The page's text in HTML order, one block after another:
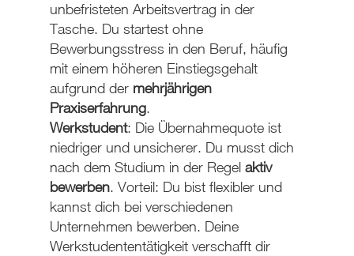
unbefristeten Arbeitsvertrag in der
Tasche. Du startest ohne
Bewerbungsstress in den Beruf, häufig
mit einem höheren Einstiegsgehalt
aufgrund der mehrjährigen
Praxiserfahrung.
Werkstudent: Die Übernahmequote ist
niedriger und unsicherer. Du musst dich
nach dem Studium in der Regel aktiv
bewerben. Vorteil: Du bist flexiblerund
kannst dich bei verschiedenen
Unternehmen bewerben. Deine
Werkstudententätigkeit verschafft dir